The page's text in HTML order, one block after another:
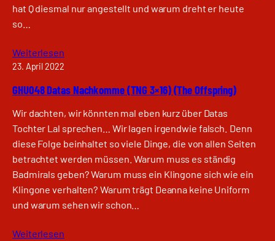
hat Q diesmal nur angestellt und warum dreht er heute
so…
Weiterlesen
23. April 2022
GHU048 Datas Nachkomme (TNG 3×16) (The Offspring)
Wir dachten, wir könnten mal eben kurz über Datas
Tochter Lal sprechen… Wir lagen irgendwie falsch. Denn
diese Folge beinhaltet so viele Dinge, die von allen Seiten
betrachtet werden müssen. Warum muss es ständig
Badmirals geben? Warum muss ein Klingone sich wie ein
Klingone verhalten? Warum trägt Deanna keine Uniform
und warum sehen wir schon…
Weiterlesen